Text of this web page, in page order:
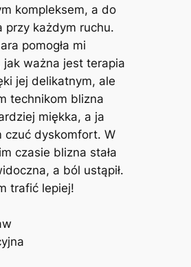
kompleksem, a do
przy każdym ruchu.
pomogła mi
jak ważna jest terapia
jej delikatnym, ale
technikom blizna
miękka, a ja
czuć dyskomfort. W
czasie blizna stała
a ból ustąpił.
trafić lepiej!